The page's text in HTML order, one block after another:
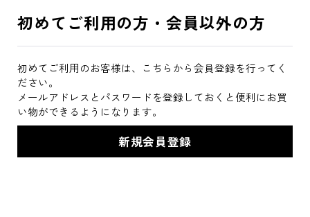
初めてご利用の方・会員以外の方
初めてご利用のお客様は、こちらから会員登録を行ってく
ださい。
メールアドレスとパスワードを登録しておくと便利にお買
い物ができるようになります。